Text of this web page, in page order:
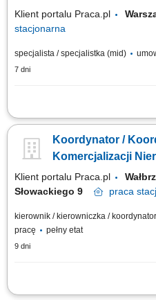
Klient portalu Praca.pl
stacjonarna
specjalista / specjalistka (mid)
7 dni
Przygotowywanie analiz
materiałów oraz protokołowanie
zarządami spółek zależnych.
Koordynator /
Komercjalizacji
Klient portalu Praca.pl
Słowackiego 9
praca
kierownik / kierowniczka /
pracę
pełny etat
9 dni
Koordynowanie działań związanych